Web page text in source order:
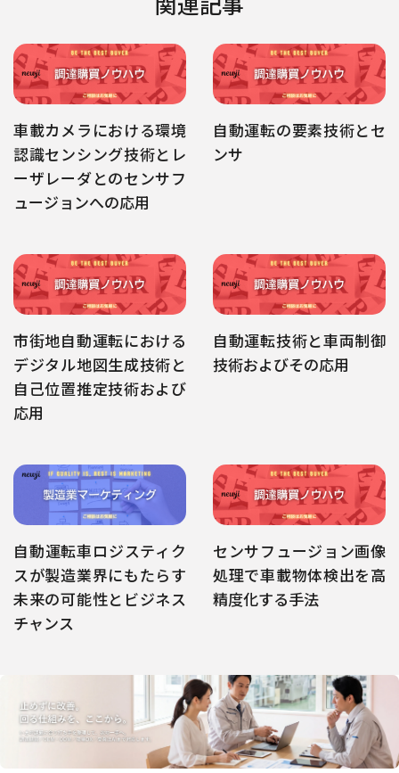
車載カメラにおける環境
認識センシング技術とレ
ーザレーダとのセンサフ
ュージョンへの応用
自動運転の要素技術とセ
ンサ
市街地自動運転における
デジタル地図生成技術と
自己位置推定技術および
応用
自動運転技術と車両制御
技術およびその応用
自動運転車ロジスティク
スが製造業界にもたらす
未来の可能性とビジネス
チャンス
センサフュージョン画像
処理で車載物体検出を高
精度化する手法